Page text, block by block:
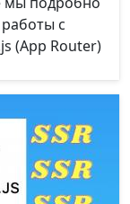
с
(App Router)